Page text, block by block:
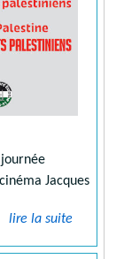
Jacques
lire la suite